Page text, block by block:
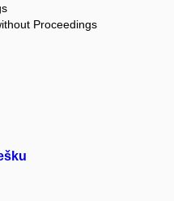
Proceedings